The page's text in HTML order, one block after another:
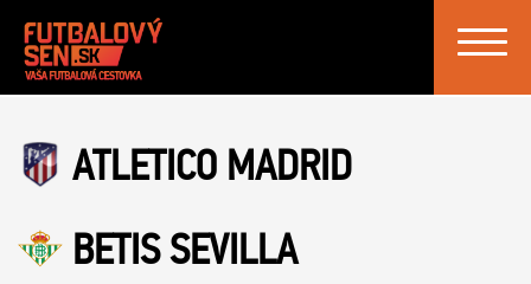
Toggle
ATLETICO MADRID
BETIS SEVILLA